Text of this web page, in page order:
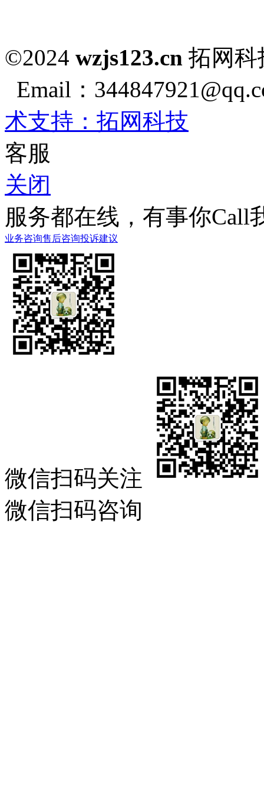
©2024 wzjs123.cn 拓网
Email：
术支持：拓网科技
客服
关闭
服务都在线，有事你Call
业务咨询售后咨询投诉建议
微信扫码关注
微信扫码咨询